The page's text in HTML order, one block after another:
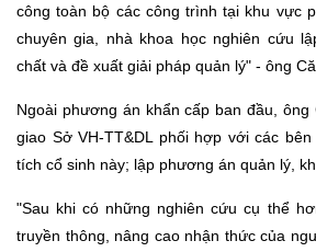
công toàn bộ các công trình tại khu vực
chuyên gia, nhà khoa học nghiên cứu
chất và đề xuất giải pháp quản lý" - ông
Ngoài phương án khẩn cấp ban đầu, ông
giao Sở VH-TT&DL phối hợp với các
tích cổ sinh này; lập phương án quản lý,
"Sau khi có những nghiên cứu cụ thể
truyền thông, nâng cao nhận thức của